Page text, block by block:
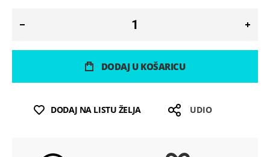
DODAJ U KOŠARICU
DODAJ NA LISTU ŽELJA UDIO